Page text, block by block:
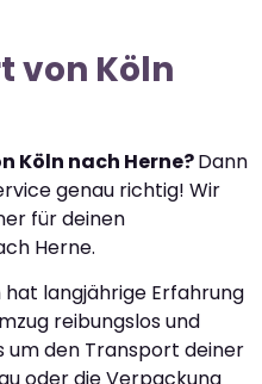
von Köln
Köln nach Herne?Dann
genau richtig! Wir
für deinen
Herne.
langjährige Erfahrung
reibungslos und
um den Transport deiner